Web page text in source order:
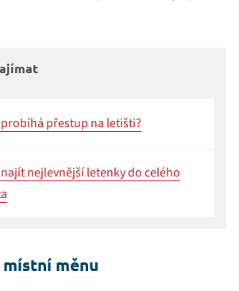
přestup na letišti?
nejlevnější letenky do celého
měnu